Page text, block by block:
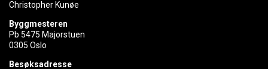
Christopher Kunøe
Byggmesteren
Pb 5475 Majorstuen
0305 Oslo
Besøksadresse